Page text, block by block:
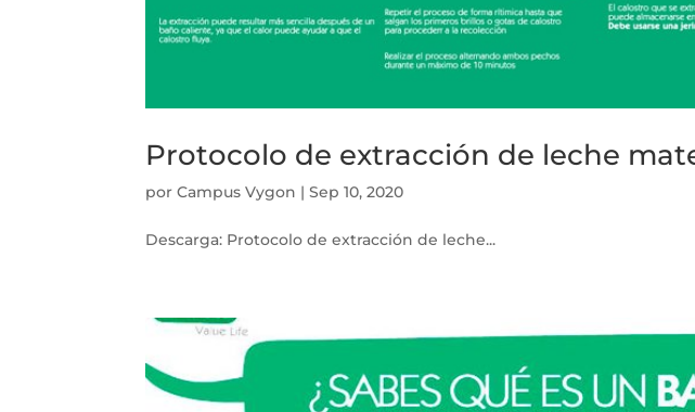
Protocolo de extracción de leche
porCampus Vygon |Sep 10, 2020
Descarga: Protocolo de extracción de leche...